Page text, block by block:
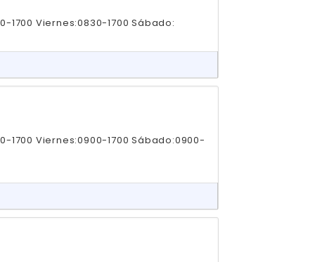
1700 Viernes:0830-1700 Sábado:
1700 Viernes:0900-1700 Sábado:0900-